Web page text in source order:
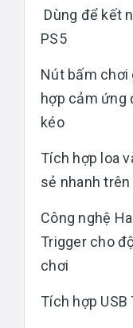
Dùng để kết
PS5
Nút bấm chơi
hợp cảm ứng
kéo
Tích hợp loa
sẻ nhanh
Công nghệ
Trigger cho
chơi
Tích hợp